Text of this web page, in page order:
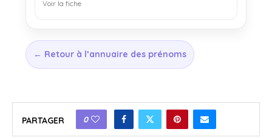
Voir la fiche
← Retour à l’annuaire des prénoms
PARTAGER 0